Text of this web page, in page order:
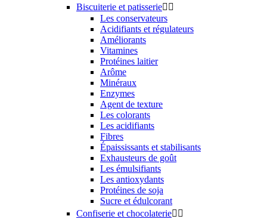
Biscuiterie et patisserie 
Les conservateurs
Acidifiants et régulateurs
Améliorants
Vitamines
Protéines laitier
Arôme
Minéraux
Enzymes
Agent de texture
Les colorants
Les acidifiants
Fibres
Épaississants et stabilisants
Exhausteurs de goût
Les émulsifiants
Les antioxydants
Protéines de soja
Sucre et édulcorant
Confiserie et chocolaterie 